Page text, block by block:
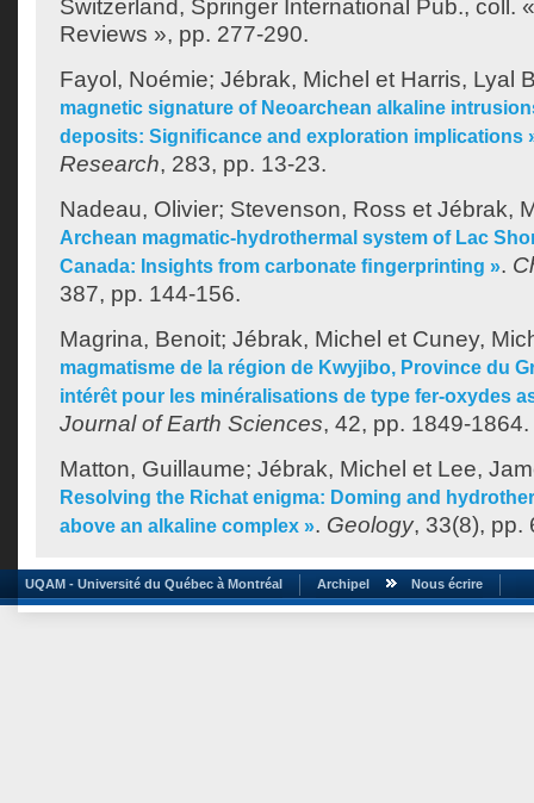
Switzerland, Springer International Pub., coll.
Reviews », pp. 277-290.
Fayol, Noémie; Jébrak, Michel et Harris, Lyal
magnetic signature of Neoarchean alkaline
deposits: Signiﬁcance and exploration implications
Research, 283, pp. 13-23.
Nadeau, Olivier; Stevenson, Ross et Jébrak,
Archean magmatic-hydrothermal system of Lac
Canada: Insights from carbonate ﬁngerprinting ».
387, pp. 144-156.
Magrina, Benoit; Jébrak, Michel et Cuney,
magmatisme de la région de Kwyjibo, Province du
intérêt pour les minéralisations de type fer-oxydes
Journal of Earth Sciences, 42, pp. 1849-1864.
Matton, Guillaume; Jébrak, Michel et Lee,
Resolving the Richat enigma: Doming and
above an alkaline complex ». Geology, 33(8), pp.
UQAM - Université du Québec à Montréal Archipel Nous écrire